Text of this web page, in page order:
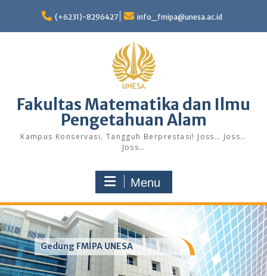
content
(+6231)-8296427 info_fmipa@unesa.ac.id
Fakultas Matematika dan Ilmu
Pengetahuan Alam
Kampus Konservasi, Tangguh Berprestasi! Joss… Joss…
Joss…
Menu
Gedung FMIPA UNESA